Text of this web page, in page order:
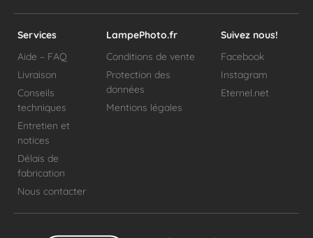
Services
Aide – FAQ
Livraison
Conseils
techniques
Entretien et
notices
Délais de
fabrication
Nous contacter
LampePhoto.fr
Conditions de vente
Protection des
données
Mentions légales
Suivez nous!
Facebook
Instagram
Eternel.net